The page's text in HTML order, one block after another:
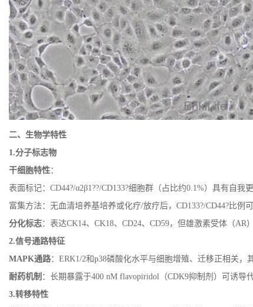
二、生物学特性
1.分子标志物
干细胞特性：
表面标记： CD44?/α2β1??/CD133?细胞群（占比约0.1%）具有自我
富集方法：无血清培养基培养或化疗/放疗后， CD133?/CD44? 比例
分化标志：表达CK14、 CK18、 CD24、 CD59，但雄激素受体（AR
2.信号通路特征
MAPK通路： ERK1/2和p38磷酸化水平与细胞增殖、迁移正相关，
耐药机制 ：长期暴露于400 nM flavopiridol （CDK9抑制剂）可诱导
3.转移特性